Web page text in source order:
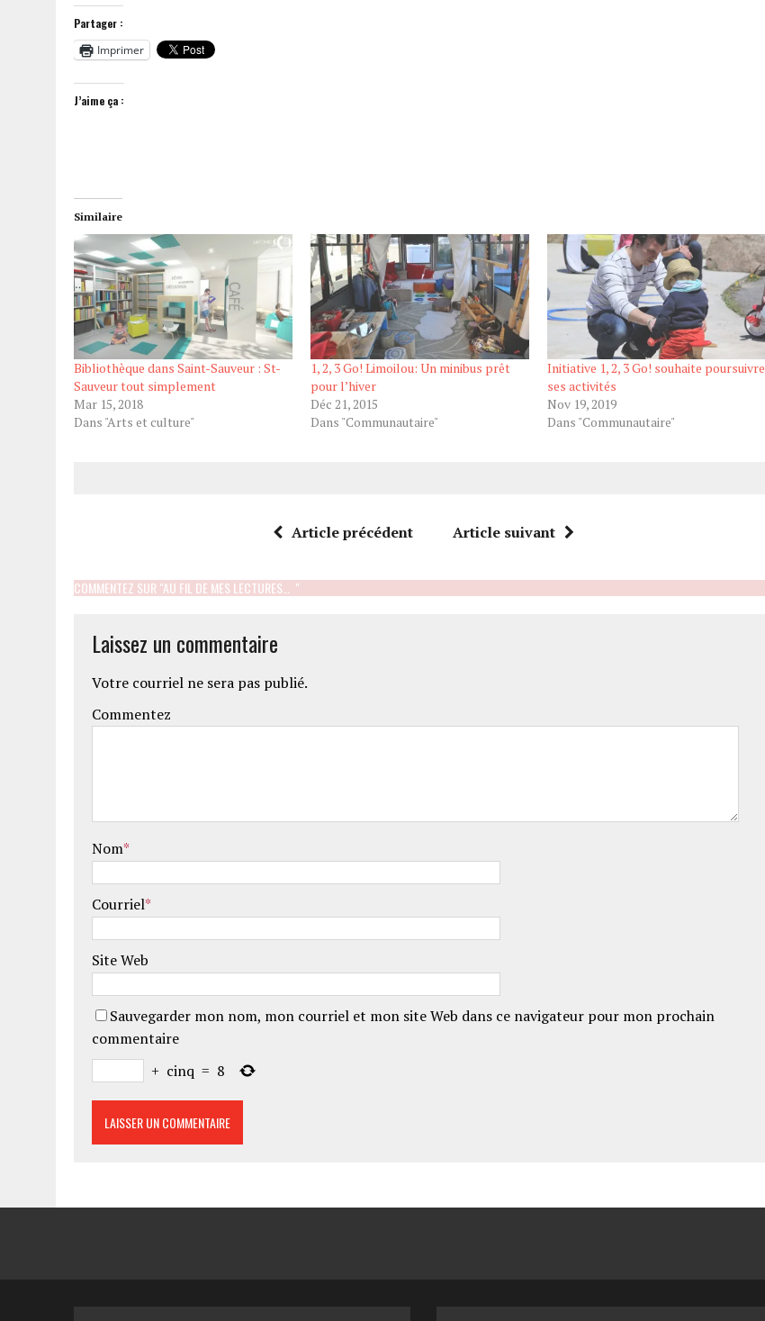
Partager :
Imprimer
J’aime ça :
Similaire
Bibliothèque dans Saint-Sauveur : St-
Sauveur tout simplement
Mar 15, 2018
Dans "Arts et culture"
1, 2, 3 Go! Limoilou: Un minibus prêt
pour l’hiver
Déc 21, 2015
Dans "Communautaire"
Initiative 1, 2, 3 Go! souhaite poursuivre
ses activités
Nov 19, 2019
Dans "Communautaire"
Article précédent Article suivant
COMMENTEZ SUR "AU FIL DE MES LECTURES… "
Laissez un commentaire
Votre courriel ne sera pas publié.
Commentez
Nom*
Courriel*
Site Web
Sauvegarder mon nom, mon courriel et mon site Web dans ce navigateur pour mon prochain
commentaire
+ cinq = 8